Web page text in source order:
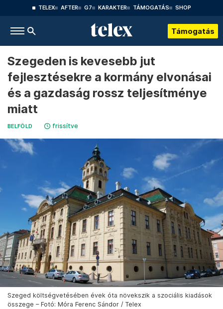
TELEX AFTER G7 KARAKTER TÁMOGATÁS SHOP
Támogatás
Szegeden is kevesebb jut
fejlesztésekre a kormány elvonásai
és a gazdaság rossz teljesítménye
miatt
BELFÖLD frissítve
Szeged költségvetésében évek óta növekszik a szociális kiadások
összege – Fotó: Móra Ferenc Sándor / Telex